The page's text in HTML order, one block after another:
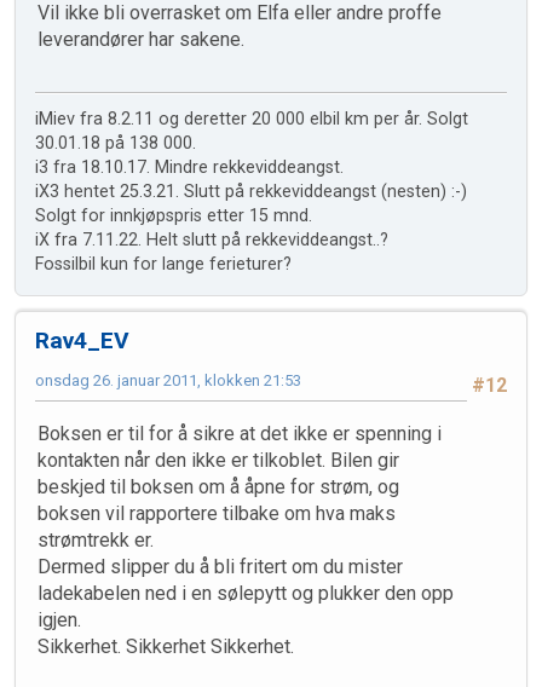
Vil ikke bli overrasket om Elfa eller andre proffe
leverandører har sakene.
iMiev fra 8.2.11 og deretter 20 000 elbil km per år. Solgt
30.01.18 på 138 000.
i3 fra 18.10.17. Mindre rekkeviddeangst.
iX3 hentet 25.3.21. Slutt på rekkeviddeangst (nesten) :-)
Solgt for innkjøpspris etter 15 mnd.
iX fra 7.11.22. Helt slutt på rekkeviddeangst..?
Fossilbil kun for lange ferieturer?
Rav4_EV
#12
onsdag 26. januar 2011, klokken 21:53
Boksen er til for å sikre at det ikke er spenning i
kontakten når den ikke er tilkoblet. Bilen gir
beskjed til boksen om å åpne for strøm, og
boksen vil rapportere tilbake om hva maks
strømtrekk er.
Dermed slipper du å bli fritert om du mister
ladekabelen ned i en sølepytt og plukker den opp
igjen.
Sikkerhet. Sikkerhet Sikkerhet.